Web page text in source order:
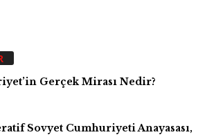
Gerçek Mirası Nedir?
Sovyet Cumhuriyeti Anayasası,